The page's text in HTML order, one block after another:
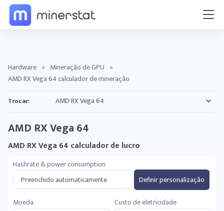
Hardware » Mineração de GPU »
AMD RX Vega 64 calculador de mineração
Trocar:
AMD RX Vega 64
AMD RX Vega 64 calculador de lucro
Hashrate & power consumption
Preenchido automaticamente
Definir personalização
Moeda
Custo de eletricidade